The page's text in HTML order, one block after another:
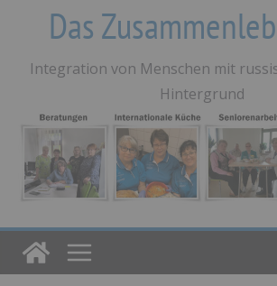
Das
Integration von Menschen mit
Hintergrund